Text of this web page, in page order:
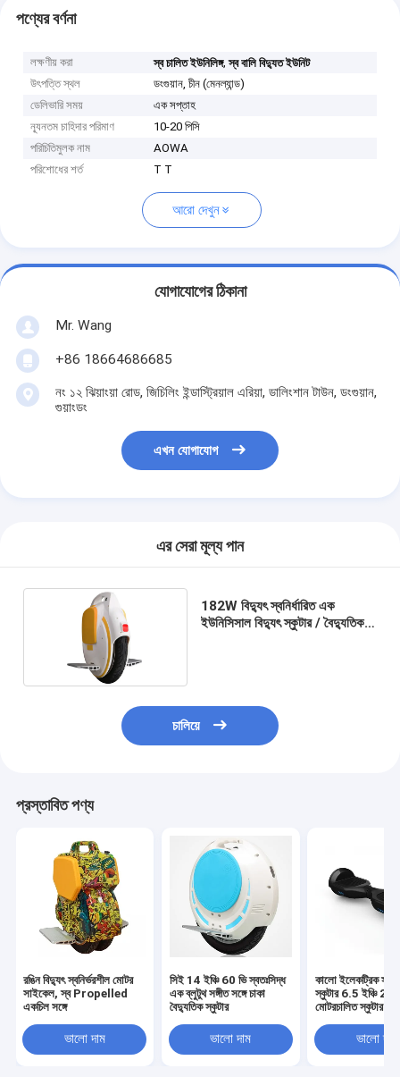
পণ্যের বর্ণনা
লক্ষণীয় করা স্ব চালিত ইউনিলিঙ্গ,স্ব বালি বিদ্যুত ইউনিট
উৎপত্তি স্থল
ডংগুয়ান, চীন (মেনল্যান্ড)
ডেলিভারি সময়
এক সপ্তাহ
ন্যূনতম চাহিদার পরিমাণ
10-20 পিসি
পরিচিতিমুলক নাম
AOWA
পরিশোধের শর্ত
T T
আরো দেখুন
যোগাযোগের ঠিকানা
Mr. Wang
+86 18664686685
নং ১২ ঝিয়াংয়া রোড, জিচিলিং ইন্ডাস্ট্রিয়াল এরিয়া, ডালিংশান টাউন, ডংগুয়ান,
গুয়াংডং
এখন যোগাযোগ
এর সেরা মূল্য পান
182W বিদ্যুৎ স্বনির্ধারিত এক
ইউনিসিসাল বিদ্যুৎ স্কুটার / বৈদ্যুতিক
চালিয়ে
প্রস্তাবিত পণ্য
রঙিন বিদ্যুৎ স্বনির্ভরশীল মোটর
সাইকেল, স্ব Propelled
একচিল সঙ্গে
ভালো দাম
সিই 14 ইঞ্চি 60 ভি স্বতঃসিদ্ধ
এক ব্লুটুথ সঙ্গীত সঙ্গে চাকা
বৈদ্যুতিক স্কুটার
ভালো দাম
কালো ইলেকট্রিক স্ব
স্কুটার 6.5 ইঞ্চি 2
মোটরচালিত স্কুটার
ভালো দাম